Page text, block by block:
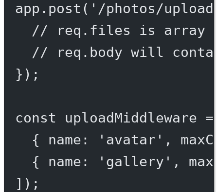
app. post ( '/photos/
// req.files is array
// req.body will
});
const uploadMiddleware =
{ name:
'avatar' ,
{ name:
'gallery' ,
]);